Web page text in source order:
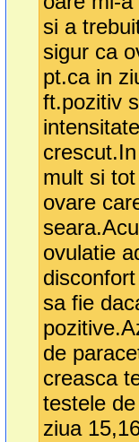
si a
sigur ca
pt.ca in
ft.pozitiv
mult si
ovare
ovulatie
sa fie
de
creasca
testele
ziua